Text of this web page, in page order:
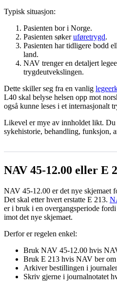
Typisk situasjon:
Pasienten bor i Norge.
Pasienten søkeruføretrygd.
Pasienten har tidligere bodd
land.
NAV trenger en detaljert
trygdeutvekslingen.
Dette skiller seg fra en vanlig
L40 skal belyse helsen opp mot
også kunne leses i et internasjonalt
Likevel er mye av innholdet likt. Du
sykehistorie, behandling, funksjon,
NAV 45-12.00 eller E
NAV 45-12.00 er det nye skjemaet
Det skal etter hvert erstatte E 213.
er i bruk i en overgangsperiode
imot det nye skjemaet.
Derfor er regelen enkel:
Bruk NAV 45-12.00 hvis
Bruk E 213 hvis NAV ber om
Arkiver bestillingen i
Skriv gjerne i journalnotatet